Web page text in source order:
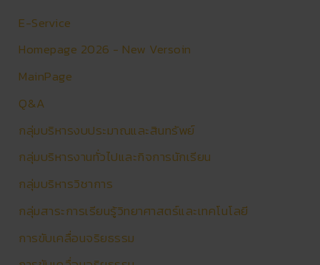
E-Service
Homepage 2026 - New Versoin
MainPage
Q&A
กลุ่มบริหารงบประมาณและสินทรัพย์
กลุ่มบริหารงานทั่วไปและกิจการนักเรียน
กลุ่มบริหารวิชาการ
กลุ่มสาระการเรียนรู้วิทยาศาสตร์และเทคโนโลยี
การขับเคลื่อนจริยธรรม